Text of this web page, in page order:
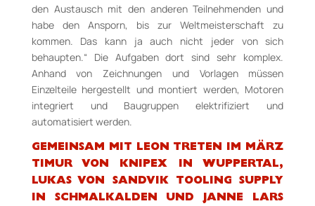
den Austausch mit den anderen Teilnehmenden und
habe den Ansporn, bis zur Weltmeisterschaft zu
kommen. Das kann ja auch nicht jeder von sich
behaupten.“ Die Aufgaben dort sind sehr komplex.
Anhand von Zeichnungen und Vorlagen müssen
Einzelteile hergestellt und montiert werden, Motoren
integriert und Baugruppen elektrifiziert und
automatisiert werden.
GEMEINSAM MIT LEON TRETEN IM MÄRZ
TIMUR VON KNIPEX IN WUPPERTAL,
LUKAS VON SANDVIK TOOLING SUPPLY
IN SCHMALKALDEN UND JANNE LARS